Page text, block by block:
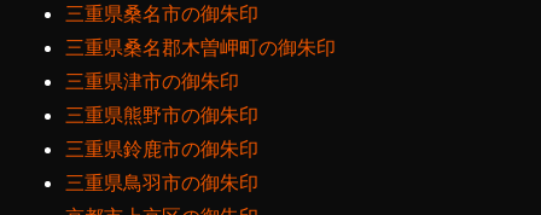
三重県桑名市の御朱印
三重県桑名郡木曽岬町の御朱印
三重県津市の御朱印
三重県熊野市の御朱印
三重県鈴鹿市の御朱印
三重県鳥羽市の御朱印